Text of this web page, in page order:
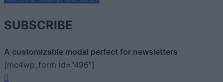
SUBSCRIBE
A customizable modal perfect for newsletters
[mc4wp_form id="496"]